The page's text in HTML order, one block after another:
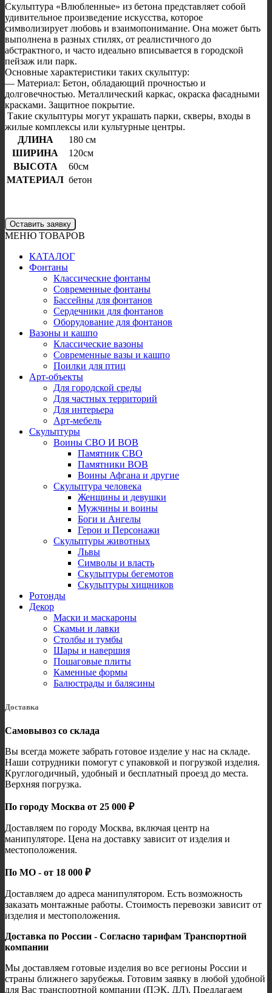
Скульптура «Влюбленные» из бетона представляет собой
удивительное произведение искусства, которое
символизирует любовь и взаимопонимание. Она может быть
выполнена в разных стилях, от реалистичного до
абстрактного, и часто идеально вписывается в городской
пейзаж или парк.
Основные характеристики таких скульптур:
— Материал: Бетон, обладающий прочностью и
долговечностью. Металлический каркас, окраска фасадными
красками. Защитное покрытие.
Такие скульптуры могут украшать парки, скверы, входы в
жилые комплексы или культурные центры.
ДЛИНА
180 см
ШИРИНА
120см
ВЫСОТА
60см
МАТЕРИАЛ бетон
Оставить заявку
МЕНЮ ТОВАРОВ
КАТАЛОГ
Фонтаны
Классические фонтаны
Современные фонтаны
Бассейны для фонтанов
Сердечники для фонтанов
Оборудование для фонтанов
Вазоны и кашпо
Классические вазоны
Современные вазы и кашпо
Поилки для птиц
Арт-объекты
Для городской среды
Для частных территорий
Для интерьера
Арт-мебель
Скульптуры
Воины СВО И ВОВ
Памятник СВО
Памятники ВОВ
Воины Афгана и другие
Скульптура человека
Женщины и девушки
Мужчины и воины
Боги и Ангелы
Герои и Персонажи
Скульптуры животных
Львы
Символы и власть
Скульптуры бегемотов
Скульптуры хищников
Ротонды
Декор
Маски и маскароны
Скамьи и лавки
Столбы и тумбы
Шары и навершия
Пошаговые плиты
Каменные формы
Балюстрады и балясины
Доставка
Самовывоз со склада
Вы всегда можете забрать готовое изделие у нас на складе.
Наши сотрудники помогут с упаковкой и погрузкой изделия.
Круглогодичный, удобный и бесплатный проезд до места.
Верхняя погрузка.
По городу Москва от 25 000 ₽
Доставляем по городу Москва, включая центр на
манипуляторе. Цена на доставку зависит от изделия и
местоположения.
По МО - от 18 000 ₽
Доставляем до адреса манипулятором. Есть возможность
заказать монтажные работы. Стоимость перевозки зависит от
изделия и местоположения.
Доставка по России - Согласно тарифам Транспортной
компании
Мы доставляем готовые изделия во все регионы России и
страны ближнего зарубежья. Готовим заявку в любой удобной
для Вас транспортной компании (ПЭК, ДЛ). Предлагаем